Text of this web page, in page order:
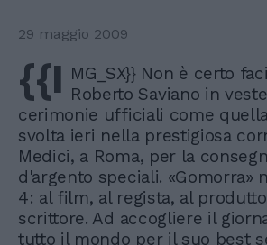
29 maggio 2009
{{I MG_SX}} Non è certo
Roberto Saviano in
cerimonie ufficiali come
svolta ieri nella prestigiosa
Medici, a Roma, per la
d'argento speciali. «Gomorra»
4: al film, al regista, al
scrittore. Ad accogliere il
tutto il mondo per il suo best